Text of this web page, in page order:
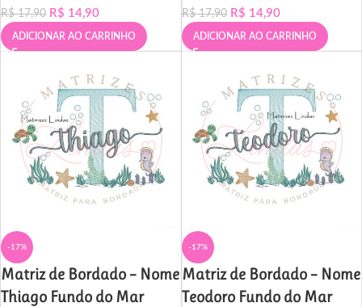
R$17,90 R$ 14,90
ADICIONAR AO CARRINHO
R$17,90 R$ 14,90
ADICIONAR AO CARRINHO
-17%
Matriz de Bordado – Nome
Thiago Fundo do Mar
-17%
Matriz de Bordado – Nome
Teodoro Fundo do Mar